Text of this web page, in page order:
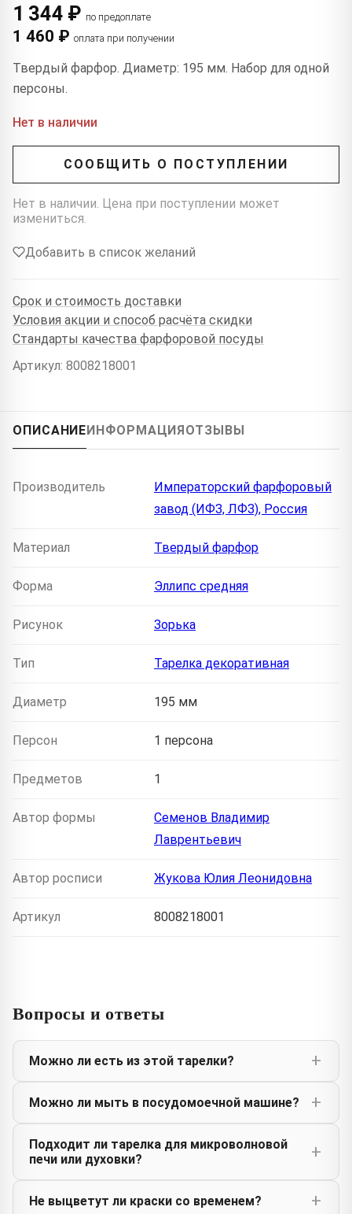
1 344 ₽ по предоплате
1 460 ₽ оплата при получении
Твердый фарфор. Диаметр: 195 мм. Набор для одной
персоны.
Нет в наличии
СООБЩИТЬ О ПОСТУПЛЕНИИ
Нет в наличии. Цена при поступлении может
измениться.
Добавить в список желаний
Срок и стоимость доставки
Условия акции и способ расчёта скидки
Стандарты качества фарфоровой посуды
Артикул: 8008218001
ОПИСАНИЕИНФОРМАЦИЯОТЗЫВЫ
Производитель
Императорский фарфоровый
завод (ИФЗ, ЛФЗ), Россия
Материал Твердый фарфор
Форма Эллипс средняя
Рисунок Зорька
Тип Тарелка декоративная
Диаметр 195 мм
Персон 1 персона
Предметов 1
Автор формы
Семенов Владимир
Лаврентьевич
Автор росписи Жукова Юлия Леонидовна
Артикул 8008218001
Вопросы и ответы
Можно ли есть из этой тарелки?
Можно ли мыть в посудомоечной машине?
Подходит ли тарелка для микроволновой
печи или духовки?
Не выцветут ли краски со временем?